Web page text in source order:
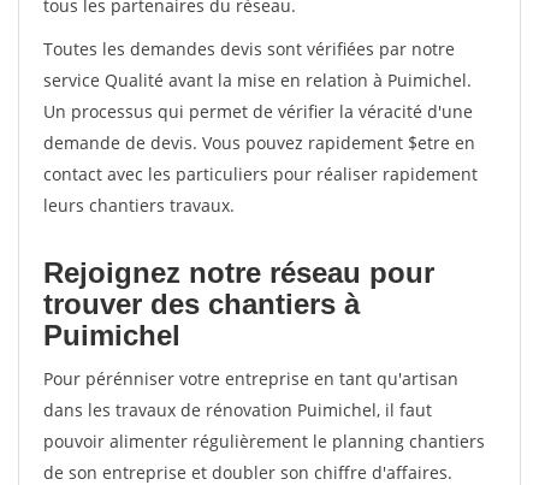
tous les partenaires du réseau.
Toutes les demandes devis sont vérifiées par notre
service Qualité avant la mise en relation à Puimichel.
Un processus qui permet de vérifier la véracité d'une
demande de devis. Vous pouvez rapidement $etre en
contact avec les particuliers pour réaliser rapidement
leurs chantiers travaux.
Rejoignez notre réseau pour
trouver des chantiers à
Puimichel
Pour pérénniser votre entreprise en tant qu'artisan
dans les travaux de rénovation Puimichel, il faut
pouvoir alimenter régulièrement le planning chantiers
de son entreprise et doubler son chiffre d'affaires.